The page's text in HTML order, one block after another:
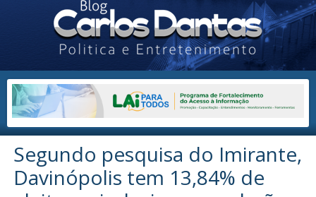
Segundo pesquisa do Imirante,
Davinópolis tem 13,84% de